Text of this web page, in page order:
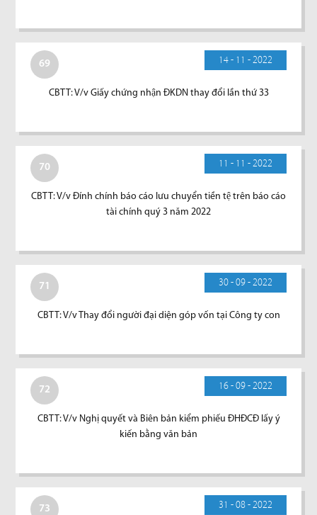
69 14 - 11 - 2022
CBTT: V/v Giấy chứng nhận ĐKDN thay đổi lần thứ 33
70 11 - 11 - 2022
CBTT: V/v Đính chính báo cáo lưu chuyển tiền tệ trên báo cáo
tài chính quý 3 năm 2022
71 30 - 09 - 2022
CBTT: V/v Thay đổi người đại diện góp vốn tại Công ty con
72 16 - 09 - 2022
CBTT: V/v Nghị quyết và Biên bản kiểm phiếu ĐHĐCĐ lấy ý
kiến bằng văn bản
73 31 - 08 - 2022